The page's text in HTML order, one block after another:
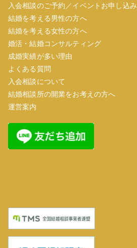
入会相談のご予約／イベントお申し込み
結婚を考える男性の方へ
結婚を考える女性の方へ
婚活・結婚コンサルティング
成婚実績が多い理由
よくある質問
入会相談について
結婚相談所の開業をお考えの方へ
運営案内